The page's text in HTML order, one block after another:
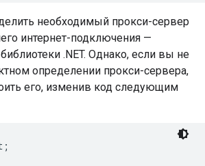
необходимый прокси-сервер
интернет-подключения —
.NET. Однако, если вы не
определении прокси-сервера,
его, изменив код следующим